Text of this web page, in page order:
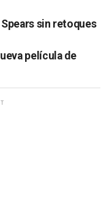
sin retoques
película de